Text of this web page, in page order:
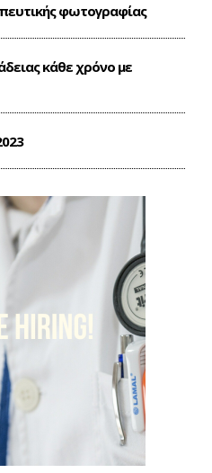
φωτογραφίας
κάθε χρόνο με